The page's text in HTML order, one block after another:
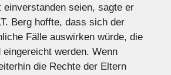
einverstanden seien, sagte er
Berg hoffte, dass sich der
Fälle auswirken würde, die
eingereicht werden. Wenn
die Rechte der Eltern